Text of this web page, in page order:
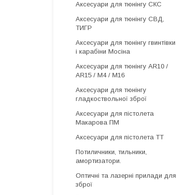
Аксесуари для тюнінгу СКС
Аксесуари для тюнінгу СВД,
ТИГР
Аксесуари для тюнінгу гвинтівки
і карабіни Мосіна
Аксесуари для тюнінгу AR10 /
AR15 / М4 / М16
Аксесуари для тюнінгу
гладкоствольної зброї
Аксесуари для пістолета
Макарова ПМ
Аксесуари для пістолета ТТ
Потиличники, тильники,
амортизатори.
Оптичні та лазерні прилади для
зброї